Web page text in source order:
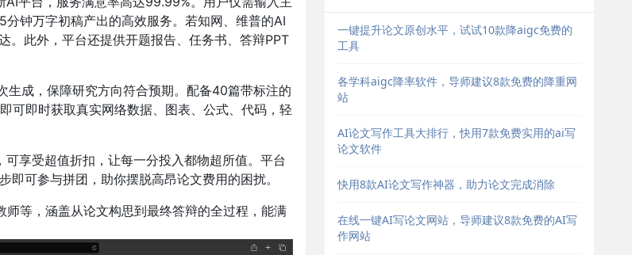
钟万字初稿产出的高效服务。若知网、维普的AI
。此外，平台还提供开题报告、任务书、答辩PPT
生成，保障研究方向符合预期。配备40篇带标注的
可即时获取真实网络数据、图表、公式、代码，轻
享受超值折扣，让每一分投入都物超所值。平台
可参与拼团，助你摆脱高昂论文费用的困扰。
师等，涵盖从论文构思到最终答辩的全过程，能满
一键提升论文原创水平，试试10款降aigc免费的
工具
各学科aigc降率软件，导师建议8款免费的降重网
站
AI论文写作工具大排行，快用7款免费实用的ai写
论文软件
快用8款AI论文写作神器，助力论文完成消除
在线一键AI写论文网站，导师建议8款免费的AI写
作网站